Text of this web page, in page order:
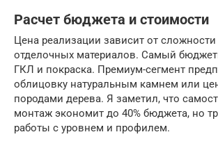
Расчет бюджета и стоимости
Цена реализации зависит от
отделочных материалов. Самый
ГКЛ и покраска. Премиум-сегмент
облицовку натуральным камнем или
породами дерева. Я заметил, что
монтаж экономит до 40% бюджета, но
работы с уровнем и профилем.